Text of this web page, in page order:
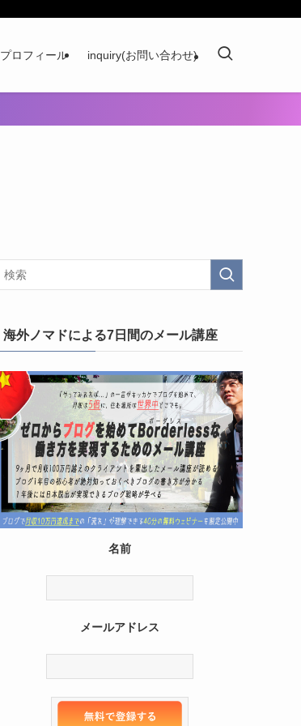
プロフィール inquiry(お問い合わせ)
海外ノマドによる7日間のメール講座
名前
メールアドレス